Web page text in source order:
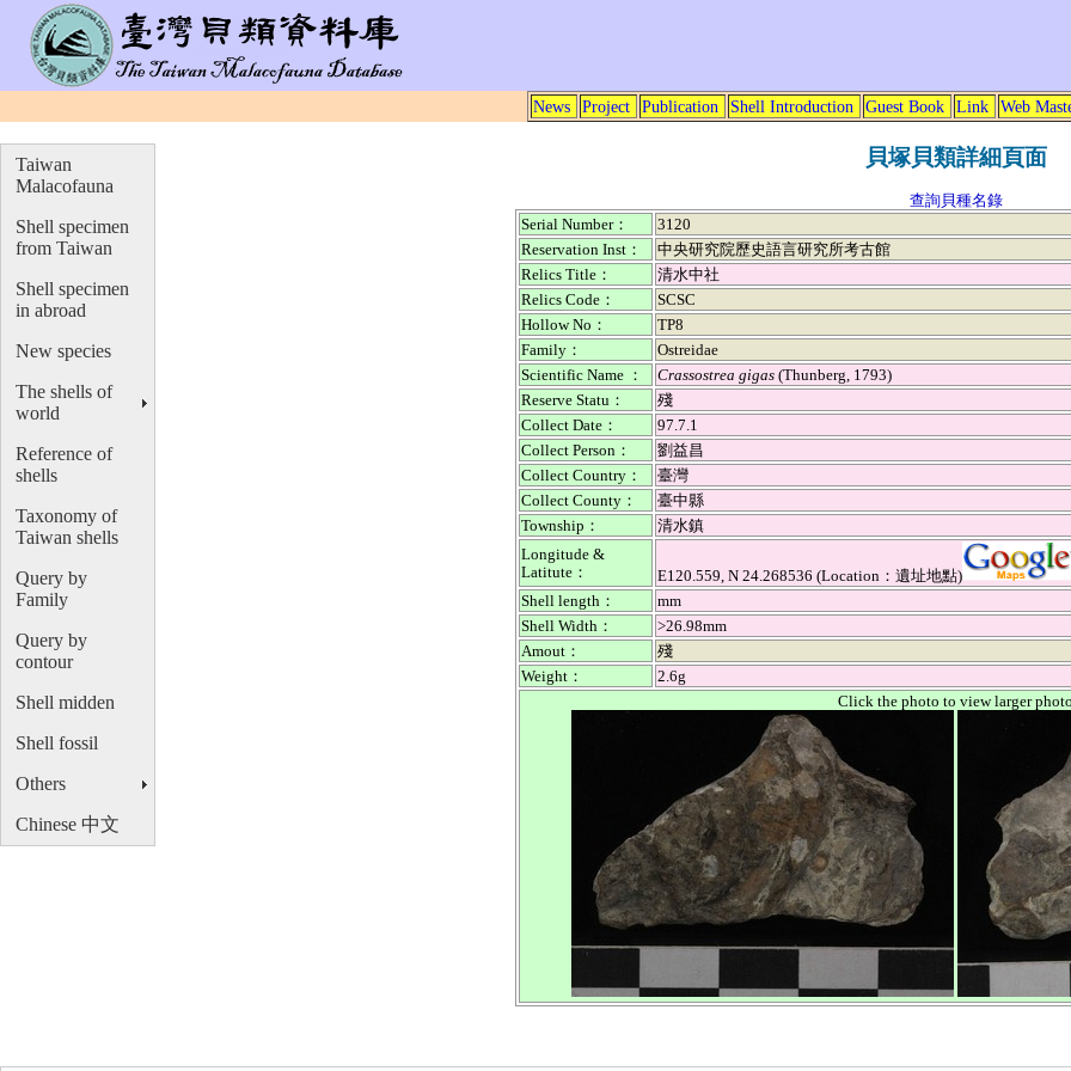
News Project Publication Shell Introduction Guest Book Link Web
貝塚貝類詳細頁面
查詢貝種名錄
Serial Number：
3120
Reservation Inst：
中央研究院歷史語言研究所考古館
Relics Title：
清水中社
Relics Code：
SCSC
Hollow No：
TP8
Family：
Ostreidae
Scientific Name ：
Crassostrea gigas (Thunberg, 1793)
Reserve Statu：
殘
Collect Date：
97.7.1
Collect Person：
劉益昌
Collect Country：
臺灣
Collect County：
臺中縣
Township：
清水鎮
Longitude &
Latitute：
E120.559, N 24.268536 (Location：遺址地點)
Shell length：
mm
Shell Width：
>26.98mm
Amout：
殘
Weight：
2.6g
Click the photo to view larger
Taiwan
Malacofauna
Shell specimen
from Taiwan
Shell specimen
in abroad
New species
The shells of
world
Reference of
shells
Taxonomy of
Taiwan shells
Query by
Family
Query by
contour
Shell midden
Shell fossil
Others
Chinese 中文